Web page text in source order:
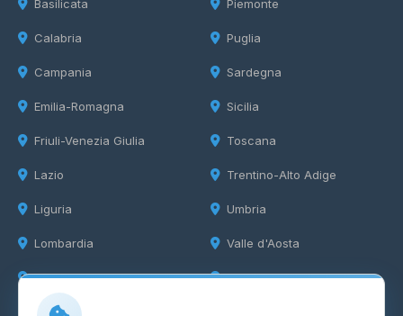
Basilicata
Calabria
Campania
Emilia-Romagna
Friuli-Venezia Giulia
Lazio
Liguria
Lombardia
Marche
Piemonte
Puglia
Sardegna
Sicilia
Toscana
Trentino-Alto Adige
Umbria
Valle d'Aosta
Veneto